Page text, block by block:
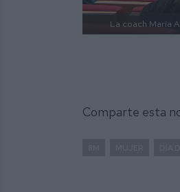
La coach María
Comparte esta